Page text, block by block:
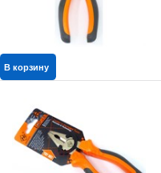
В корзину